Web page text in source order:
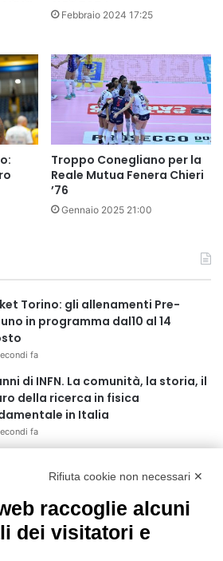
Febbraio 2024 17:25
Troppo Conegliano per la
Reale Mutua Fenera Chieri
’76
Gennaio 2025 21:00
Torino: gli allenamenti Pre-
in programma dal10 al 14
fa
di INFN. La comunità, la storia, il
della ricerca in fisica
in Italia
fa
pieno della stagione turistica
partecipazione alla Festa della
Rifiuta cookie non necessari ✕
raccoglie alcuni
dei visitatori e